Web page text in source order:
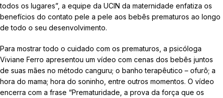
todos os lugares”, a equipe da UCIN da maternidade enfatiza os
benefícios do contato pele a pele aos bebês prematuros ao longo
de todo o seu desenvolvimento.
Para mostrar todo o cuidado com os prematuros, a psicóloga
Viviane Ferro apresentou um vídeo com cenas dos bebês juntos
de suas mães no método canguru; o banho terapêutico – ofurô; a
hora do mama; hora do soninho, entre outros momentos. O vídeo
encerra com a frase “Prematuridade, a prova da força que os